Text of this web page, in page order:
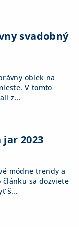
svadobný
oblek na
V tomto
z...
2023
módne trendy a
článku sa dozviete
š...